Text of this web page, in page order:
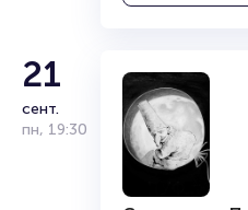
21
сент.
пн, 19:30